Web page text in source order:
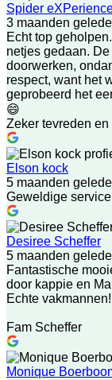
Spider
3 maanden
Echt top
netjes gedaan.
doorwerken,
respect, want het
geprobeerd het
😄
Zeker tevreden
Elson kock
5 maanden
Geweldige service
Desiree Scheffer
5 maanden
Fantastische
door kappie en
Echte vakmannen!
Fam Scheffer
Monique